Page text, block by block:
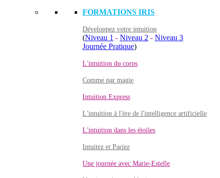
FORMATIONS IRIS
Développez votre intuition
(Niveau 1 - Niveau 2 - Niveau 3
Journée Pratique)
L'intuition du corps
Comme par magie
Intuition Express
L'intuition à l'ère de l'intelligence artificielle
L'intuition dans les étoiles
Intuitez et Pariez
Une journée avec Marie-Estelle